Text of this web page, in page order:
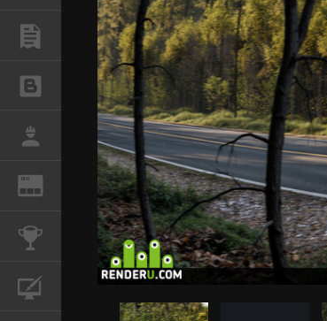
ПУБЛИКАЦИИ
БЛОГИ
РАБОТА
REN ЖУРНАЛ
КОНКУРСЫ